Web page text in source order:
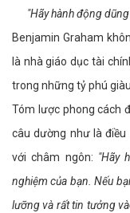
"Hãy hành động
Benjamin Graham
là nhà giáo dục tài
trong những tỷ phú
Tóm lược phong cách
câu dường như là
với châm ngôn: "Hãy
nghiệm của bạn. Nếu
lưỡng và rất tin tưởng